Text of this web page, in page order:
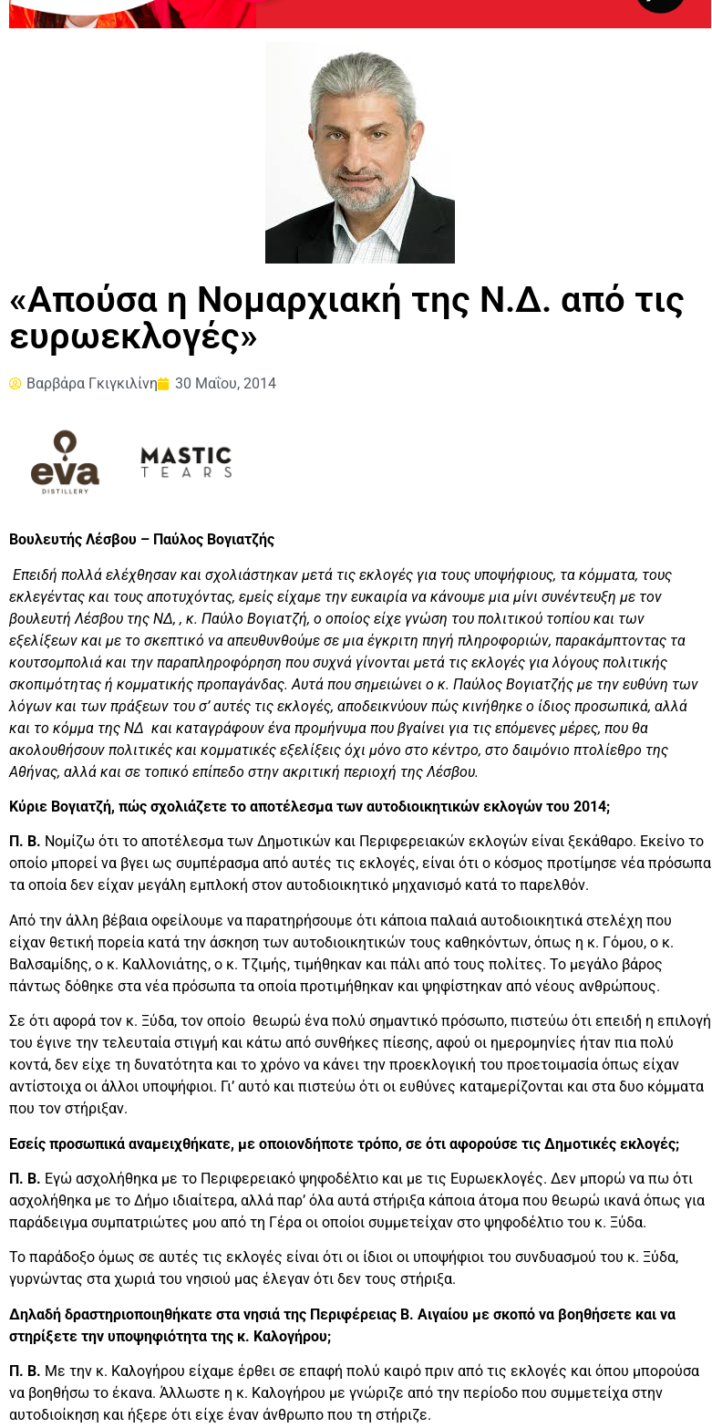
«Απούσα η Νομαρχιακή της Ν.Δ. από τις
ευρωεκλογές»
Βαρβάρα Γκιγκιλίνη 30 Μαΐου, 2014
Βουλευτής Λέσβου – Παύλος Βογιατζής
Επειδή πολλά ελέχθησαν και σχολιάστηκαν μετά τις εκλογές για τους υποψήφιους, τα κόμματα, τους
εκλεγέντας και τους αποτυχόντας, εμείς είχαμε την ευκαιρία να κάνουμε μια μίνι συνέντευξη με τον
βουλευτή Λέσβου της ΝΔ, , κ. Παύλο Βογιατζή, ο οποίος είχε γνώση του πολιτικού τοπίου και των
εξελίξεων και με το σκεπτικό να απευθυνθούμε σε μια έγκριτη πηγή πληροφοριών, παρακάμπτοντας τα
κουτσομπολιά και την παραπληροφόρηση που συχνά γίνονται μετά τις εκλογές για λόγους πολιτικής
σκοπιμότητας ή κομματικής προπαγάνδας. Αυτά που σημειώνει ο κ. Παύλος Βογιατζής με την ευθύνη των
λόγων και των πράξεων του σ’ αυτές τις εκλογές, αποδεικνύουν πώς κινήθηκε ο ίδιος προσωπικά, αλλά
και το κόμμα της ΝΔ και καταγράφουν ένα προμήνυμα που βγαίνει για τις επόμενες μέρες, που θα
ακολουθήσουν πολιτικές και κομματικές εξελίξεις όχι μόνο στο κέντρο, στο δαιμόνιο πτολίεθρο της
Αθήνας, αλλά και σε τοπικό επίπεδο στην ακριτική περιοχή της Λέσβου.
Κύριε Βογιατζή, πώς σχολιάζετε το αποτέλεσμα των αυτοδιοικητικών εκλογών του 2014;
Π. Β. Νομίζω ότι το αποτέλεσμα των Δημοτικών και Περιφερειακών εκλογών είναι ξεκάθαρο. Εκείνο το
οποίο μπορεί να βγει ως συμπέρασμα από αυτές τις εκλογές, είναι ότι ο κόσμος προτίμησε νέα πρόσωπα
τα οποία δεν είχαν μεγάλη εμπλοκή στον αυτοδιοικητικό μηχανισμό κατά το παρελθόν.
Από την άλλη βέβαια οφείλουμε να παρατηρήσουμε ότι κάποια παλαιά αυτοδιοικητικά στελέχη που
είχαν θετική πορεία κατά την άσκηση των αυτοδιοικητικών τους καθηκόντων, όπως η κ. Γόμου, ο κ.
Βαλσαμίδης, ο κ. Καλλονιάτης, ο κ. Τζιμής, τιμήθηκαν και πάλι από τους πολίτες. Το μεγάλο βάρος
πάντως δόθηκε στα νέα πρόσωπα τα οποία προτιμήθηκαν και ψηφίστηκαν από νέους ανθρώπους.
Σε ότι αφορά τον κ. Ξύδα, τον οποίο θεωρώ ένα πολύ σημαντικό πρόσωπο, πιστεύω ότι επειδή η επιλογή
του έγινε την τελευταία στιγμή και κάτω από συνθήκες πίεσης, αφού οι ημερομηνίες ήταν πια πολύ
κοντά, δεν είχε τη δυνατότητα και το χρόνο να κάνει την προεκλογική του προετοιμασία όπως είχαν
αντίστοιχα οι άλλοι υποψήφιοι. Γι’ αυτό και πιστεύω ότι οι ευθύνες καταμερίζονται και στα δυο κόμματα
που τον στήριξαν.
Εσείς προσωπικά αναμειχθήκατε, με οποιονδήποτε τρόπο, σε ότι αφορούσε τις Δημοτικές εκλογές;
Π. Β. Εγώ ασχολήθηκα με το Περιφερειακό ψηφοδέλτιο και με τις Ευρωεκλογές. Δεν μπορώ να πω ότι
ασχολήθηκα με το Δήμο ιδιαίτερα, αλλά παρ’ όλα αυτά στήριξα κάποια άτομα που θεωρώ ικανά όπως για
παράδειγμα συμπατριώτες μου από τη Γέρα οι οποίοι συμμετείχαν στο ψηφοδέλτιο του κ. Ξύδα.
Το παράδοξο όμως σε αυτές τις εκλογές είναι ότι οι ίδιοι οι υποψήφιοι του συνδυασμού του κ. Ξύδα,
γυρνώντας στα χωριά του νησιού μας έλεγαν ότι δεν τους στήριξα.
Δηλαδή δραστηριοποιηθήκατε στα νησιά της Περιφέρειας Β. Αιγαίου με σκοπό να βοηθήσετε και να
στηρίξετε την υποψηφιότητα της κ. Καλογήρου;
Π. Β. Με την κ. Καλογήρου είχαμε έρθει σε επαφή πολύ καιρό πριν από τις εκλογές και όπου μπορούσα
να βοηθήσω το έκανα. Άλλωστε η κ. Καλογήρου με γνώριζε από την περίοδο που συμμετείχα στην
αυτοδιοίκηση και ήξερε ότι είχε έναν άνθρωπο που τη στήριζε.